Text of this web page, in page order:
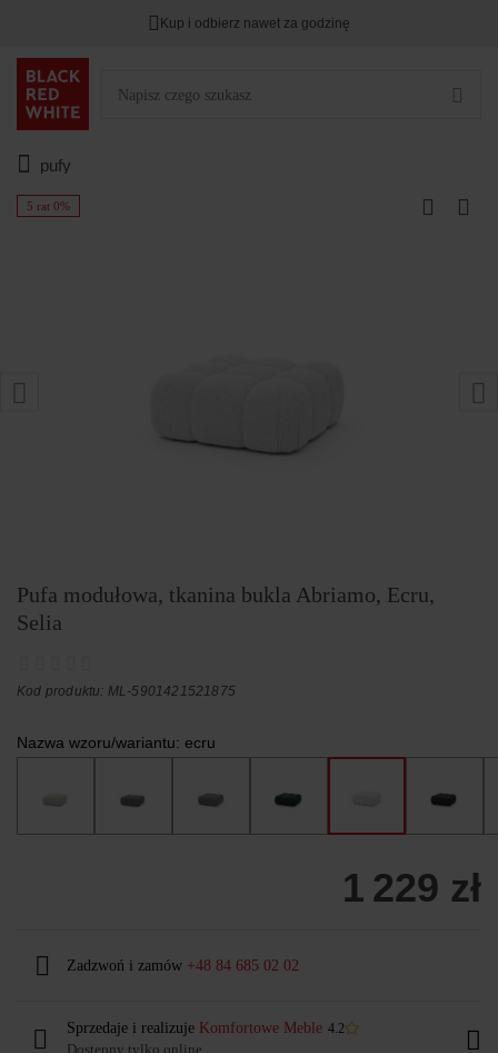
Kup i odbierz nawet za godzinę
pufy
5 rat 0%
Pufa modułowa, tkanina bukla Abriamo, Ecru,
Selia
Kod produktu: ML-5901421521875
Nazwa wzoru/wariantu: ecru
1 229 zł
Zadzwoń i zamów +48 84 685 02 02
Sprzedaje i realizuje Komfortowe Meble 4.2
Dostępny tylko online